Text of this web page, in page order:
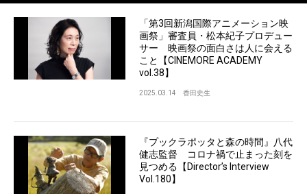
「第3回新潟国際アニメーション映
画祭」審査員・松本紀子プロデュー
サー 映画祭の面白さは人に会える
こと【CINEMORE ACADEMY
vol.38】
2025.03.14 香田史生
『プックラポッタと森の時間』八代
健志監督 コロナ禍で止まった刻を
見つめる【Director’s Interview
Vol.180】